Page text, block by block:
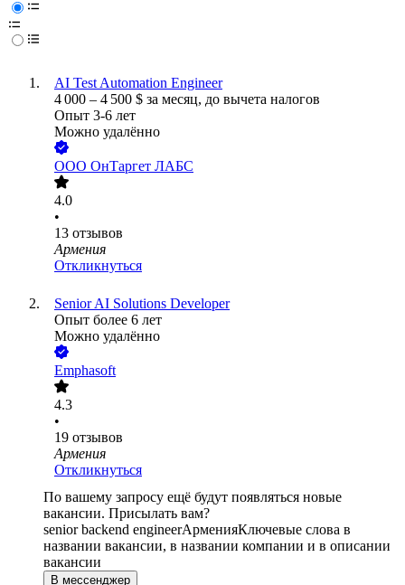
AI Test Automation Engineer
4 000 – 4 500 $ за месяц, до вычета налогов
Опыт 3-6 лет
Можно удалённо
ООО ОнТаргет ЛАБС
4.0
•
13 отзывов
Армения
Откликнуться
Senior AI Solutions Developer
Опыт более 6 лет
Можно удалённо
Emphasoft
4.3
•
19 отзывов
Армения
Откликнуться
По вашему запросу ещё будут появляться новые
вакансии. Присылать вам?
senior backend engineerАрменияКлючевые слова в
названии вакансии, в названии компании и в описании
вакансии
В мессенджер